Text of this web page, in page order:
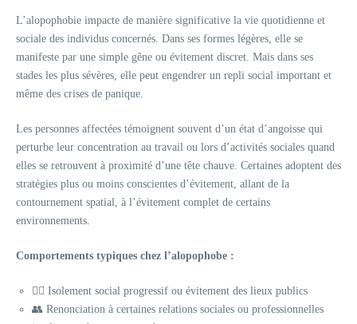
L’alopophobie impacte de manière significative la vie quotidienne et
sociale des individus concernés. Dans ses formes légères, elle se
manifeste par une simple gêne ou évitement discret. Mais dans ses
stades les plus sévères, elle peut engendrer un repli social important et
même des crises de panique.
Les personnes affectées témoignent souvent d’un état d’angoisse qui
perturbe leur concentration au travail ou lors d’activités sociales quand
elles se retrouvent à proximité d’une tête chauve. Certaines adoptent des
stratégies plus ou moins conscientes d’évitement, allant de la
contournement spatial, à l’évitement complet de certains
environnements.
Comportements typiques chez l’alopophobe :
🧍‍♂️ Isolement social progressif ou évitement des lieux publics
👥 Renonciation à certaines relations sociales ou professionnelles